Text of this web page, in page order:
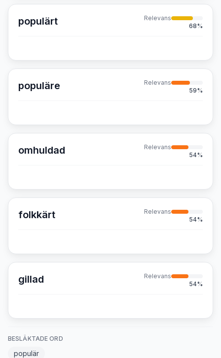
populärt
Relevans
68%
populäre
Relevans
59%
omhuldad
Relevans
54%
folkkärt
Relevans
54%
gillad
Relevans
54%
BESLÄKTADE ORD
populär